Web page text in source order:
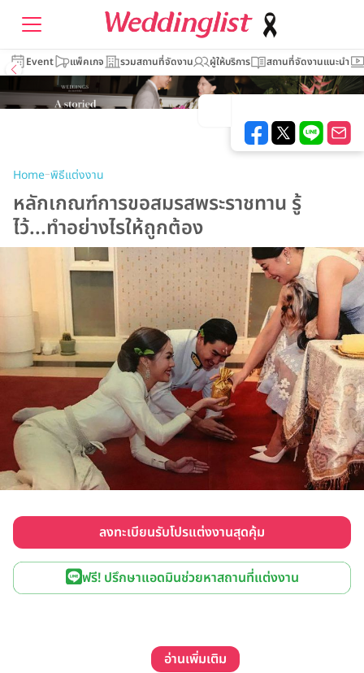
Event แพ็คเกจ รวมสถานที่จัดงาน ผู้ให้บริการ สถานที่จัดงานแนะนำ
Home–พิธีแต่งงาน
หลักเกณฑ์การขอสมรสพระราชทาน รู้
ไว้...ทำอย่างไรให้ถูกต้อง
ลงทะเบียนรับโปรแต่งงานสุดคุ้ม
ฟรี! ปรึกษาแอดมินช่วยหาสถานที่แต่งงาน
อ่านเพิ่มเติม